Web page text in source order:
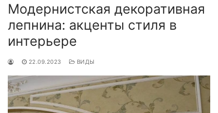
Модернистская декоративная
лепнина: акценты стиля в
интерьере
22.09.2023 ВИДЫ